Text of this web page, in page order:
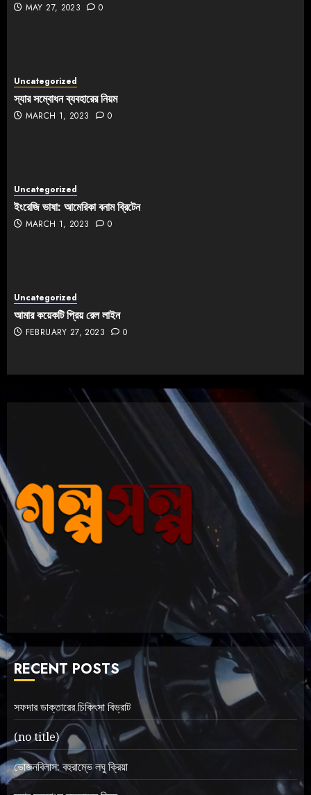
MAY 27, 2023 0
Uncategorized
স্যার সম্বোধন ব্যবহারের নিয়ম
MARCH 1, 2023 0
Uncategorized
ইংরেজি ভাষা: আমেরিকা বনাম ব্রিটেন
MARCH 1, 2023 0
Uncategorized
আমার কয়েকটি প্রিয় রেল লাইন
FEBRUARY 27, 2023 0
RECENT POSTS
সফদার ডাক্তারের চিকিৎসা বিভ্রাট
(no title)
ভোজনবিলাস: বহুরাম্ভে লঘু ক্রিয়া